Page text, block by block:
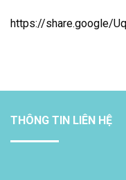
https://share.google/
THÔNG TIN LIÊN HỆ